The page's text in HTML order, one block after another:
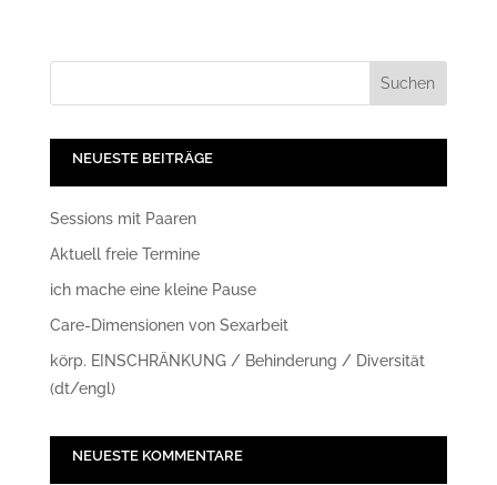
NEUESTE BEITRÄGE
Sessions mit Paaren
Aktuell freie Termine
ich mache eine kleine Pause
Care-Dimensionen von Sexarbeit
körp. EINSCHRÄNKUNG / Behinderung / Diversität
(dt/engl)
NEUESTE KOMMENTARE